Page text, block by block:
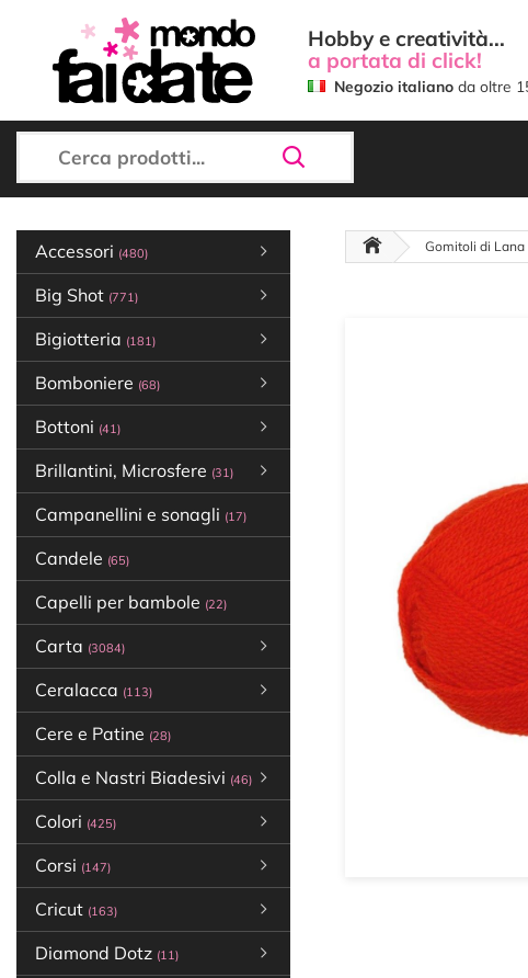
Hobby e creatività...
a portata di click!
Negozio italiano da oltre
Accessori (480)
Big Shot (771)
Bigiotteria (181)
Bomboniere (68)
Bottoni (41)
Brillantini, Microsfere (31)
Campanellini e sonagli (17)
Candele (65)
Capelli per bambole (22)
Carta (3084)
Ceralacca (113)
Cere e Patine (28)
Colla e Nastri Biadesivi (46)
Colori (425)
Corsi (147)
Cricut (163)
Diamond Dotz (11)
Gomitoli di Lana